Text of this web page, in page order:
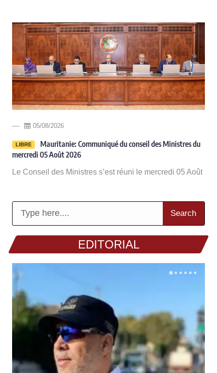
05/08/2026
LIBRE
Mauritanie: Communiqué du conseil des Ministres du
mercredi 05 Août 2026
Le Conseil des Ministres s’est réuni le mercredi 05 Août
Search
EDITORIAL